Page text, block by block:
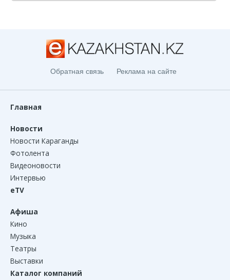
Обратная связь Реклама на сайте
Главная
Новости
Новости Караганды
Фотолента
Видеоновости
Интервью
eTV
Афиша
Кино
Музыка
Театры
Выставки
Каталог компаний